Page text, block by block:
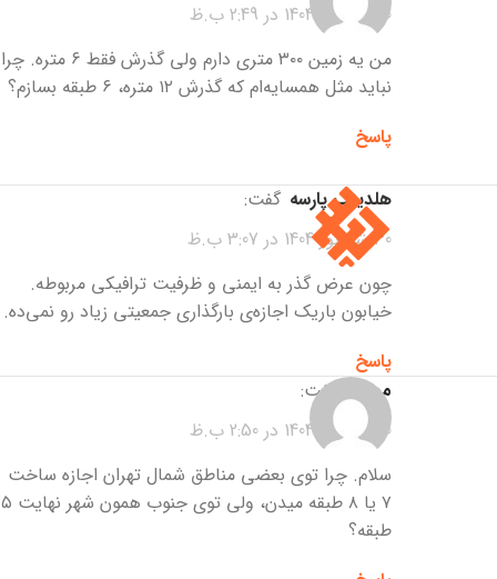
30 شهریور 1404 در 2:49 ب.ظ
من یه زمین ۳۰۰ متری دارم ولی گذرش فقط ۶ متره. چرا
نباید مثل همسایه‌ام که گذرش ۱۲ متره، ۶ طبقه بسازم؟
پاسخ
هلدینگ پارسه گفت:
30 شهریور 1404 در 3:07 ب.ظ
چون عرض گذر به ایمنی و ظرفیت ترافیکی مربوطه.
خیابون باریک اجازه‌ی بارگذاری جمعیتی زیاد رو نمی‌ده.
پاسخ
مهتاب
گفت:
30 شهریور 1404 در 2:50 ب.ظ
سلام. چرا توی بعضی مناطق شمال تهران اجازه ساخت
۷ یا ۸ طبقه میدن، ولی توی جنوب همون شهر نهایت ۵
طبقه؟